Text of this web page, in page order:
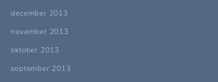
december 2013
november 2013
oktober 2013
september 2013